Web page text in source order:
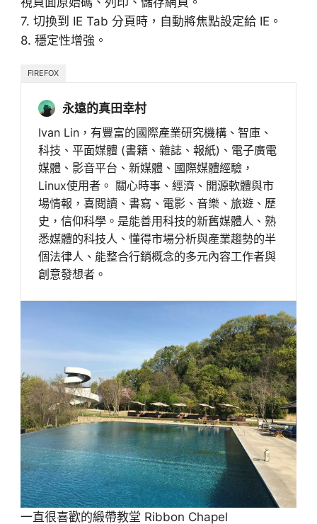
7. 切換到 IE Tab 分頁時，自動將焦點設定給 IE。
8. 穩定性增強。
FIREFOX
永遠的真田幸村
Ivan Lin，有豐富的國際產業研究機構、智庫、
科技、平面媒體 (書籍、雜誌、報紙)、電子廣電
媒體、影音平台、新媒體、國際媒體經驗，
Linux使用者。 關心時事、經濟、開源軟體與市
場情報，喜閱讀、書寫、電影、音樂、旅遊、歷
史，信仰科學。是能善用科技的新舊媒體人、熟
悉媒體的科技人、懂得市場分析與產業趨勢的半
個法律人、能整合行銷概念的多元內容工作者與
創意發想者。
一直很喜歡的緞帶教堂 Ribbon Chapel